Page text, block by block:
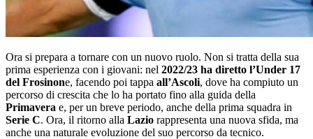
Ora si prepara a tornare con un nuovo ruolo. Non si tratta della sua
prima esperienza con i giovani: nel 2022/23 ha diretto l’Under 17
del Frosinone, facendo poi tappa all’Ascoli, dove ha compiuto un
percorso di crescita che lo ha portato fino alla guida della
Primavera e, per un breve periodo, anche della prima squadra in
Serie C. Ora, il ritorno alla Lazio rappresenta una nuova sfida, ma
anche una naturale evoluzione del suo percorso da tecnico.